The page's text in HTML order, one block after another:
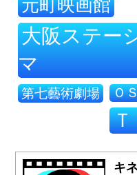
元町映画館
大阪ステー
マ
第七藝術劇場 Ｏ
Ｔ
キ